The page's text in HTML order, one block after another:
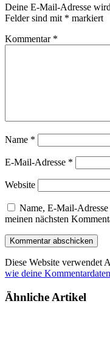
Deine E-Mail-Adresse
Felder sind mit * markiert
Kommentar *
Name *
E-Mail-Adresse *
Website
Name, E-Mail-
meinen nächsten
Diese Website verwendet
wie deine
Ähnliche Artikel